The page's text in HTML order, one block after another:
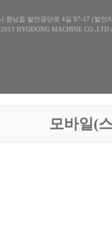
향남읍 발안공단로 4길 97-17 (발안
HYODONG MACHINE CO.,LTD
모바일(